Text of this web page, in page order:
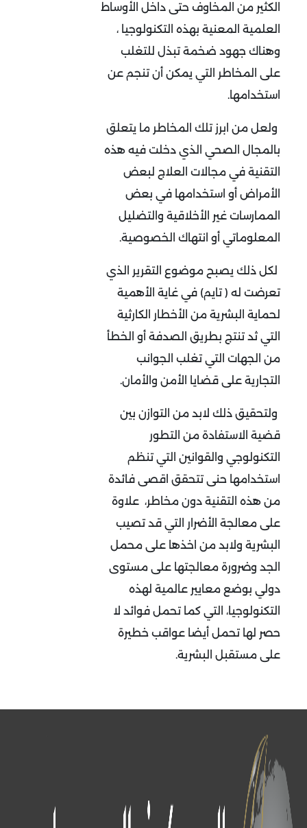
الكثير من المخاوف حتى داخل الأوساط
العلمية المعنية بهذه التكنولوجيا ،
وهناك جهود ضخمة تبذل للتغلب
على المخاطر التي يمكن أن تنجم عن
استخدامها.
ولعل من ابرز تلك المخاطر ما يتعلق
بالمجال الصحي الذي دخلت فيه هذه
التقنية في مجالات العلاج لبعض
الأمراض أو استخدامها في بعض
الممارسات غير الأخلاقية والتضليل
المعلوماتي أو انتهاك الخصوصية.
لكل ذلك يصبح موضوع التقرير الذي
تعرضت له ( تايم) في غاية الأهمية
لحماية البشرية من الأخطار الكارثية
التي ثد تنتج بطريق الصدفة أو الخطأ
من الجهات التي تغلب الجوانب
التجارية على قضايا الأمن والأمان.
ولتحقيق ذلك لابد من التوازن بين
قضية الاستفادة من التطور
التكنولوجي والقوانين التي تنظم
استخدامها حنى تتحقق اقصى فائدة
من هذه التقنية دون مخاطر، علاوة
على معالجة الأضرار التي قد تصيب
البشرية ولابد من اخذها على محمل
الجد وضرورة معالجتها على مستوى
دولي بوضع معايير عالمية لهذه
التكنولوجيا، التي كما تحمل فوائد لا
حصر لها تحمل أيضا عواقب خطيرة
على مستقبل البشرية.